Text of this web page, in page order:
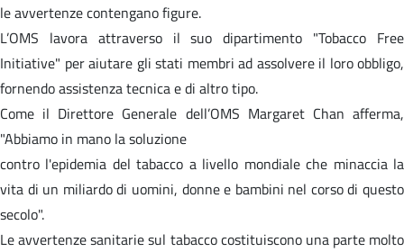
le avvertenze contengano figure.
L’OMS lavora attraverso il suo dipartimento "Tobacco Free
Initiative" per aiutare gli stati membri ad assolvere il loro obbligo,
fornendo assistenza tecnica e di altro tipo.
Come il Direttore Generale dell’OMS Margaret Chan afferma,
"Abbiamo in mano la soluzione
contro l'epidemia del tabacco a livello mondiale che minaccia la
vita di un miliardo di uomini, donne e bambini nel corso di questo
secolo".
Le avvertenze sanitarie sul tabacco costituiscono una parte molto